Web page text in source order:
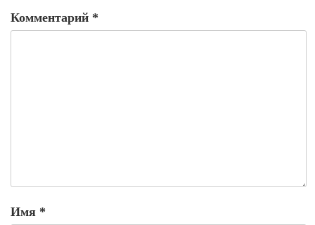
Комментарий *
Имя *